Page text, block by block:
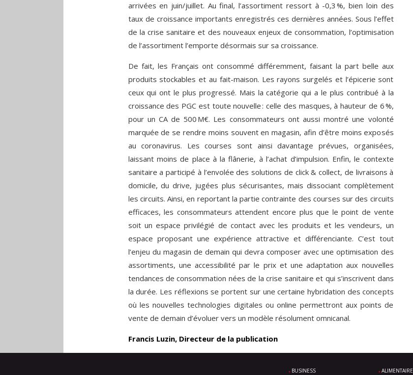
arrivées en juin/juillet. Au final, l’assortiment ressort à -0,3 %, bien loin des
taux de croissance importants enregistrés ces dernières années. Sous l’effet
de la crise sanitaire et des nouveaux enjeux de consommation, l’optimisation
de l’assortiment l’emporte désormais sur sa croissance.
De fait, les Français ont consommé différemment, faisant la part belle aux
produits stockables et au fait-maison. Les rayons surgelés et l’épicerie sont
ceux qui ont le plus progressé. Mais la catégorie qui a le plus contribué à la
croissance des PGC est toute nouvelle : celle des masques, à hauteur de 6 %,
pour un CA de 500 M€. Les consommateurs ont aussi montré une volonté
marquée de se rendre moins souvent en magasin, afin d’être moins exposés
au coronavirus. Les courses sont ainsi davantage prévues, organisées,
laissant moins de place à la flânerie, à l’achat d’impulsion. Enfin, le contexte
sanitaire a participé à l’envolée des solutions de click & collect, de livraisons à
domicile, du drive, jugées plus sécurisantes, mais dissociant complètement
les circuits. Ainsi, en reportant la partie contrainte des courses sur des circuits
efficaces, les consommateurs attendent encore plus que le point de vente
soit un espace privilégié de contact avec les produits et les vendeurs, un
espace proposant une expérience attractive et différenciante. C’est tout
l’enjeu du magasin de demain qui devra composer avec une optimisation des
assortiments, une accessibilité par le prix et une adaptation aux nouvelles
tendances de consommation nées de la crise sanitaire et qui s’inscrivent dans
la durée. Les réflexions se portent sur une certaine hybridation des concepts
où les nouvelles technologies digitales ou online permettront aux points de
vente de demain d’évoluer vers un modèle résolument omnicanal.
Francis Luzin, Directeur de la publication
BUSINESS ALIMENTAIRE